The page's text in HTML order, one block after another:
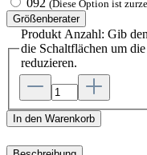
(Diese Option ist
Größenberater
Produkt Anzahl: Gib
die Schaltflächen um
reduzieren.
In den Warenkorb